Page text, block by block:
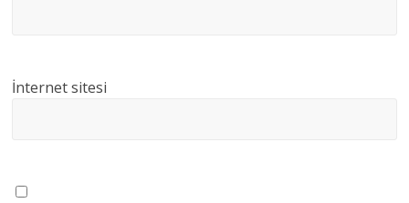
İnternet sitesi